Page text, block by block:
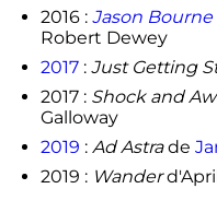
2016 : Jason Bourne
Robert Dewey
2017: Just Getting
2017 : Shock and
Galloway
2019 : Ad Astrade
2019 : Wander